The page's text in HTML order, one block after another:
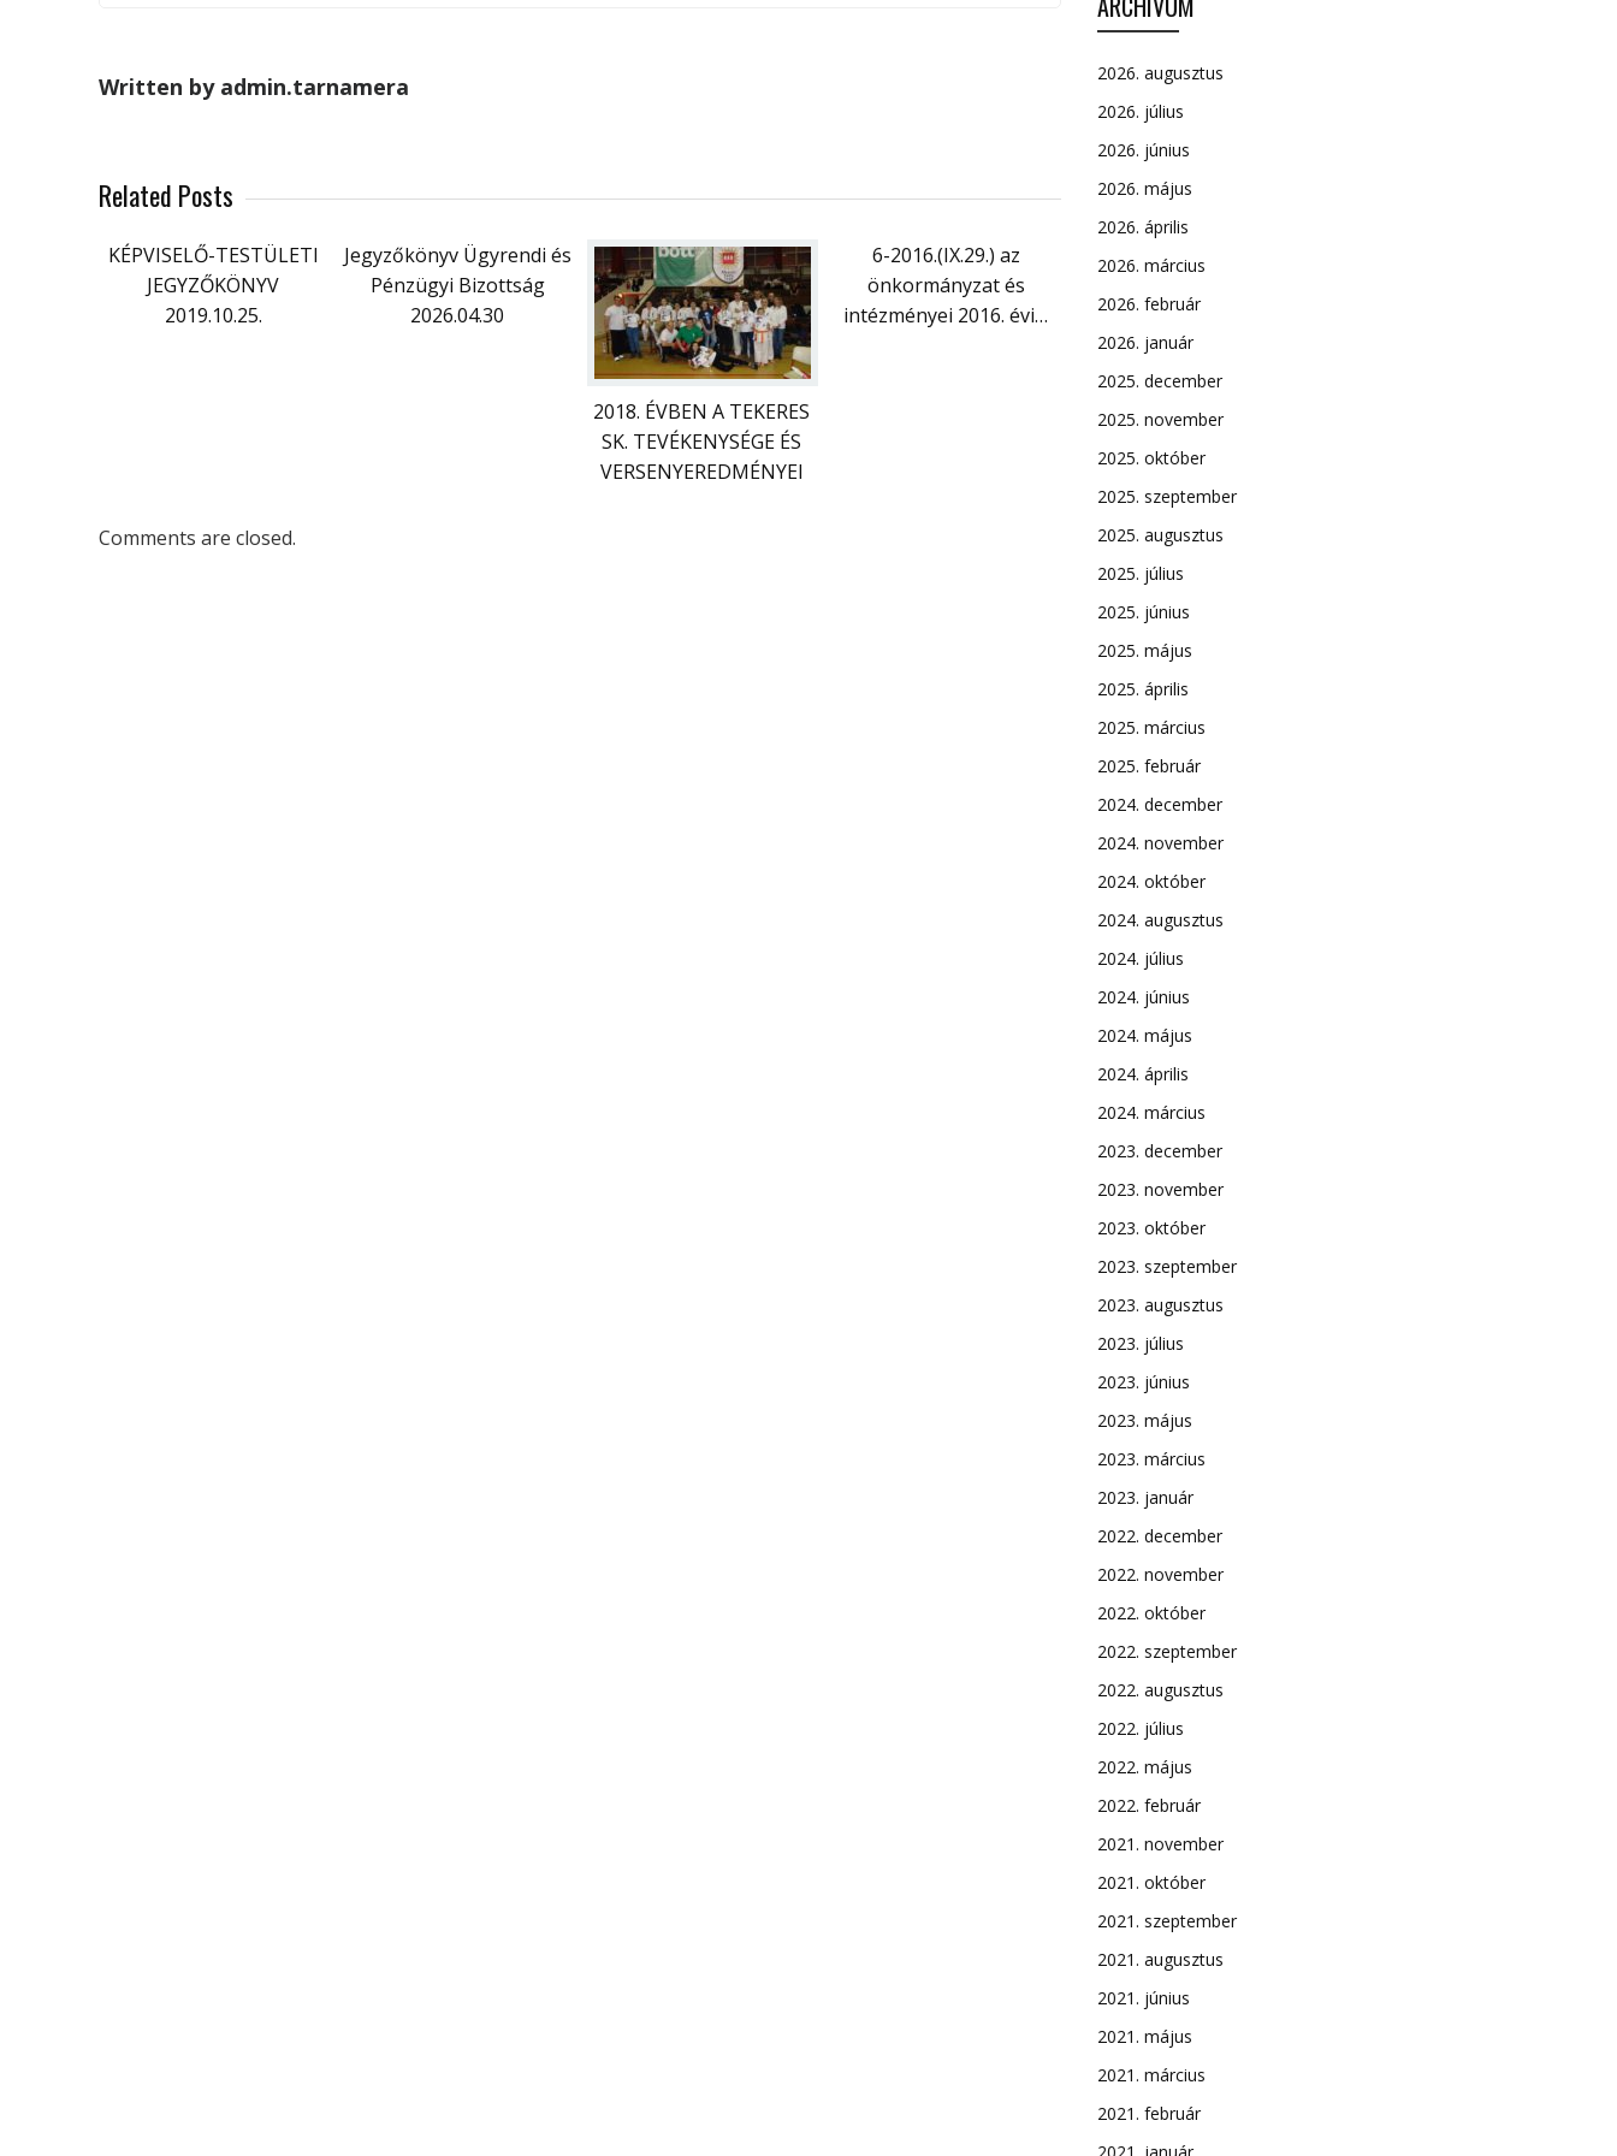
Written by admin.tarnamera
Related Posts
KÉPVISELŐ-TESTÜLETI
JEGYZŐKÖNYV
2019.10.25.
Jegyzőkönyv Ügyrendi és
Pénzügyi Bizottság
2026.04.30
2018. ÉVBEN A TEKERES
SK. TEVÉKENYSÉGE ÉS
VERSENYEREDMÉNYEI
6-2016.(IX.29.) az
önkormányzat és
intézményei 2016. évi…
Comments are closed.
2026. augusztus
2026. július
2026. június
2026. május
2026. április
2026. március
2026. február
2026. január
2025. december
2025. november
2025. október
2025. szeptember
2025. augusztus
2025. július
2025. június
2025. május
2025. április
2025. március
2025. február
2024. december
2024. november
2024. október
2024. augusztus
2024. július
2024. június
2024. május
2024. április
2024. március
2023. december
2023. november
2023. október
2023. szeptember
2023. augusztus
2023. július
2023. június
2023. május
2023. március
2023. január
2022. december
2022. november
2022. október
2022. szeptember
2022. augusztus
2022. július
2022. május
2022. február
2021. november
2021. október
2021. szeptember
2021. augusztus
2021. június
2021. május
2021. március
2021. február